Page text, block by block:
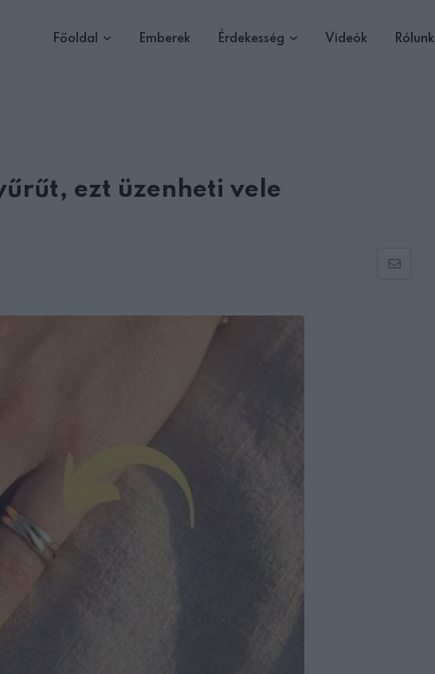
Főoldal Emberek Érdekesség Videók Rólunk
ezt üzenheti vele
Share